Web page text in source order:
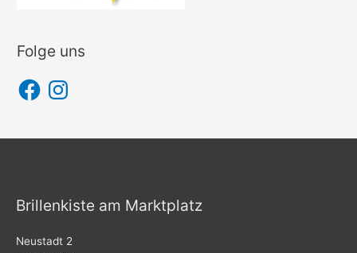
Folge uns
F
a
c
n
s
Brillenkiste am Marktplatz
Neustadt 2